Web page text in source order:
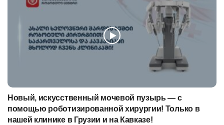
Новый, искусственный мочевой пузырь — с
помощью роботизированной хирургии! Только в
нашей клинике в Грузии и на Кавказе!